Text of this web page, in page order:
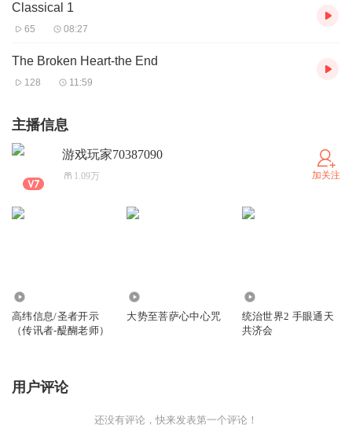
Classical 1
65 08:27
The Broken Heart-the End
128 11:59
主播信息
游戏玩家70387090
1.09万 加关注
高纬信息/圣者开示
（传讯者-醍醐老师）
大势至菩萨心中心咒
统治世界2 手眼通天
共济会
用户评论
还没有评论，快来发表第一个评论！